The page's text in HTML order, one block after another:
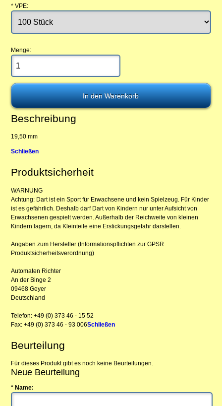
* VPE:
Menge:
Beschreibung
19,50 mm
Schließen
Produktsicherheit
WARNUNG
Achtung: Dart ist ein Sport für Erwachsene und kein Spielzeug. Für Kinder
ist es gefährlich. Deshalb darf Dart von Kindern nur unter Aufsicht von
Erwachsenen gespielt werden. Außerhalb der Reichweite von kleinen
Kindern lagern, da Kleinteile eine Erstickungsgefahr darstellen.
Angaben zum Hersteller (Informationspflichten zur GPSR
Produktsicherheitsverordnung)
Automaten Richter
An der Binge 2
09468 Geyer
Deutschland
Telefon: +49 (0) 373 46 - 15 52
Fax: +49 (0) 373 46 - 93 006Schließen
Beurteilung
Für dieses Produkt gibt es noch keine Beurteilungen.
Neue Beurteilung
* Name: